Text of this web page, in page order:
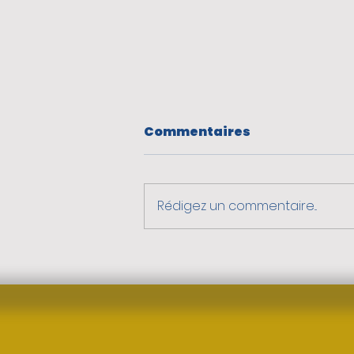
à Berlioz !
Commentaires
Rédigez un commentaire...